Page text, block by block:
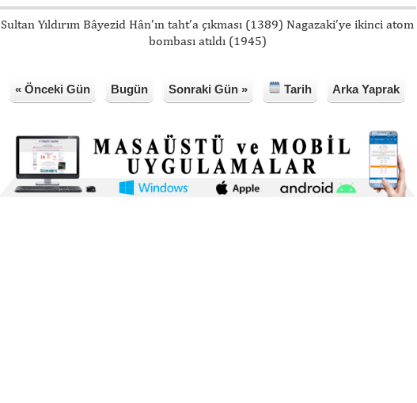
Sultan Yıldırım Bâyezid Hân’ın taht’a çıkması (1389) Nagazaki’ye ikinci atom
bombası atıldı (1945)
« Önceki Gün Bugün Sonraki Gün » Tarih Arka Yaprak